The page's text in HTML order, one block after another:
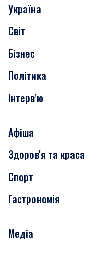
Скандали
Нерухомість
Транспорт
Україна
Світ
Бізнес
Політика
Інтерв'ю
Афіша
Сьогодні
Завтра
Субота
Здоров'я та краса
Медицина
Краса
Спорт
Гастрономія
Рецепти
Медіа